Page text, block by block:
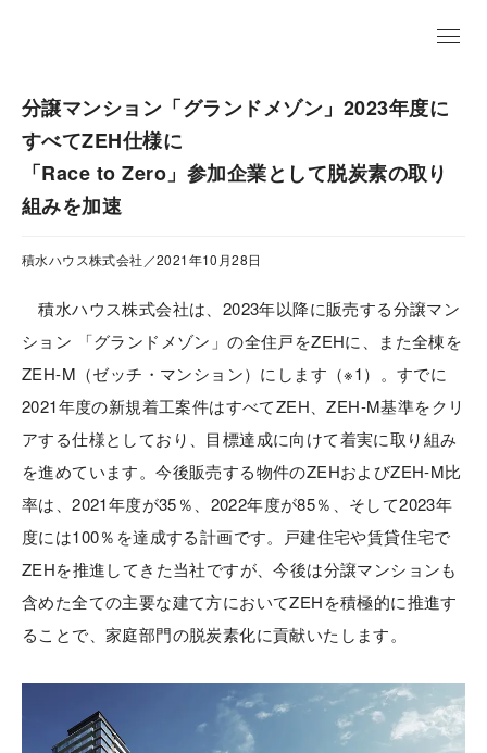
分譲マンション「グランドメゾン」2023年度に
すべてZEH仕様に
「Race to Zero」参加企業として脱炭素の取り
組みを加速
積水ハウス株式会社／2021年10月28日
積水ハウス株式会社は、2023年以降に販売する分譲マン
ション 「グランドメゾン」の全住戸をZEHに、また全棟を
ZEH-M（ゼッチ・マンション）にします（※1）。すでに
2021年度の新規着工案件はすべてZEH、ZEH-M基準をクリ
アする仕様としており、目標達成に向けて着実に取り組み
を進めています。今後販売する物件のZEHおよびZEH-M比
率は、2021年度が35％、2022年度が85％、そして2023年
度には100％を達成する計画です。戸建住宅や賃貸住宅で
ZEHを推進してきた当社ですが、今後は分譲マンションも
含めた全ての主要な建て方においてZEHを積極的に推進す
ることで、家庭部門の脱炭素化に貢献いたします。